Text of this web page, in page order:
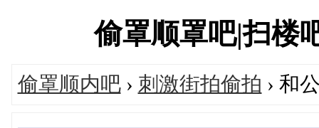
偷罩顺罩吧|扫楼
偷罩顺内吧› 刺激街拍偷拍 › 和